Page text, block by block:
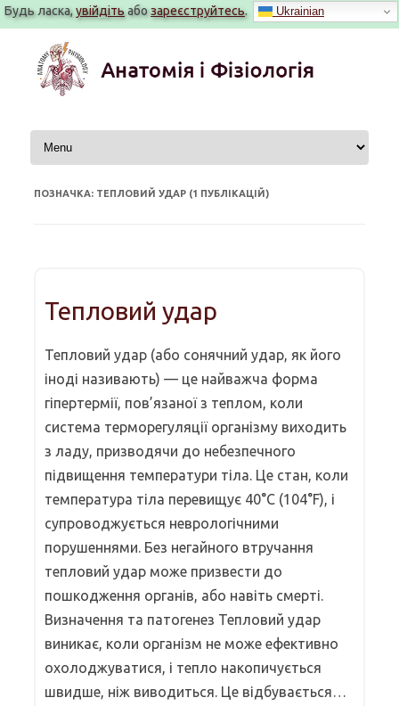
Будь ласка,увійдітьабозареєструйтесь.
вмісту
ПОЗНАЧКА: ТЕПЛОВИЙ УДАР (1 ПУБЛІКАЦІЙ)
Тепловий удар
Тепловий удар (або сонячний удар, як його
іноді називають) — це найважча форма
гіпертермії, пов’язаної з теплом, коли
система терморегуляції організму виходить
з ладу, призводячи до небезпечного
підвищення температури тіла. Це стан, коли
температура тіла перевищує 40°C (104°F), і
супроводжується неврологічними
порушеннями. Без негайного втручання
тепловий удар може призвести до
пошкодження органів, або навіть смерті.
Визначення та патогенез Тепловий удар
виникає, коли організм не може ефективно
охолоджуватися, і тепло накопичується
швидше, ніж виводиться. Це відбувається…
Ukrainian